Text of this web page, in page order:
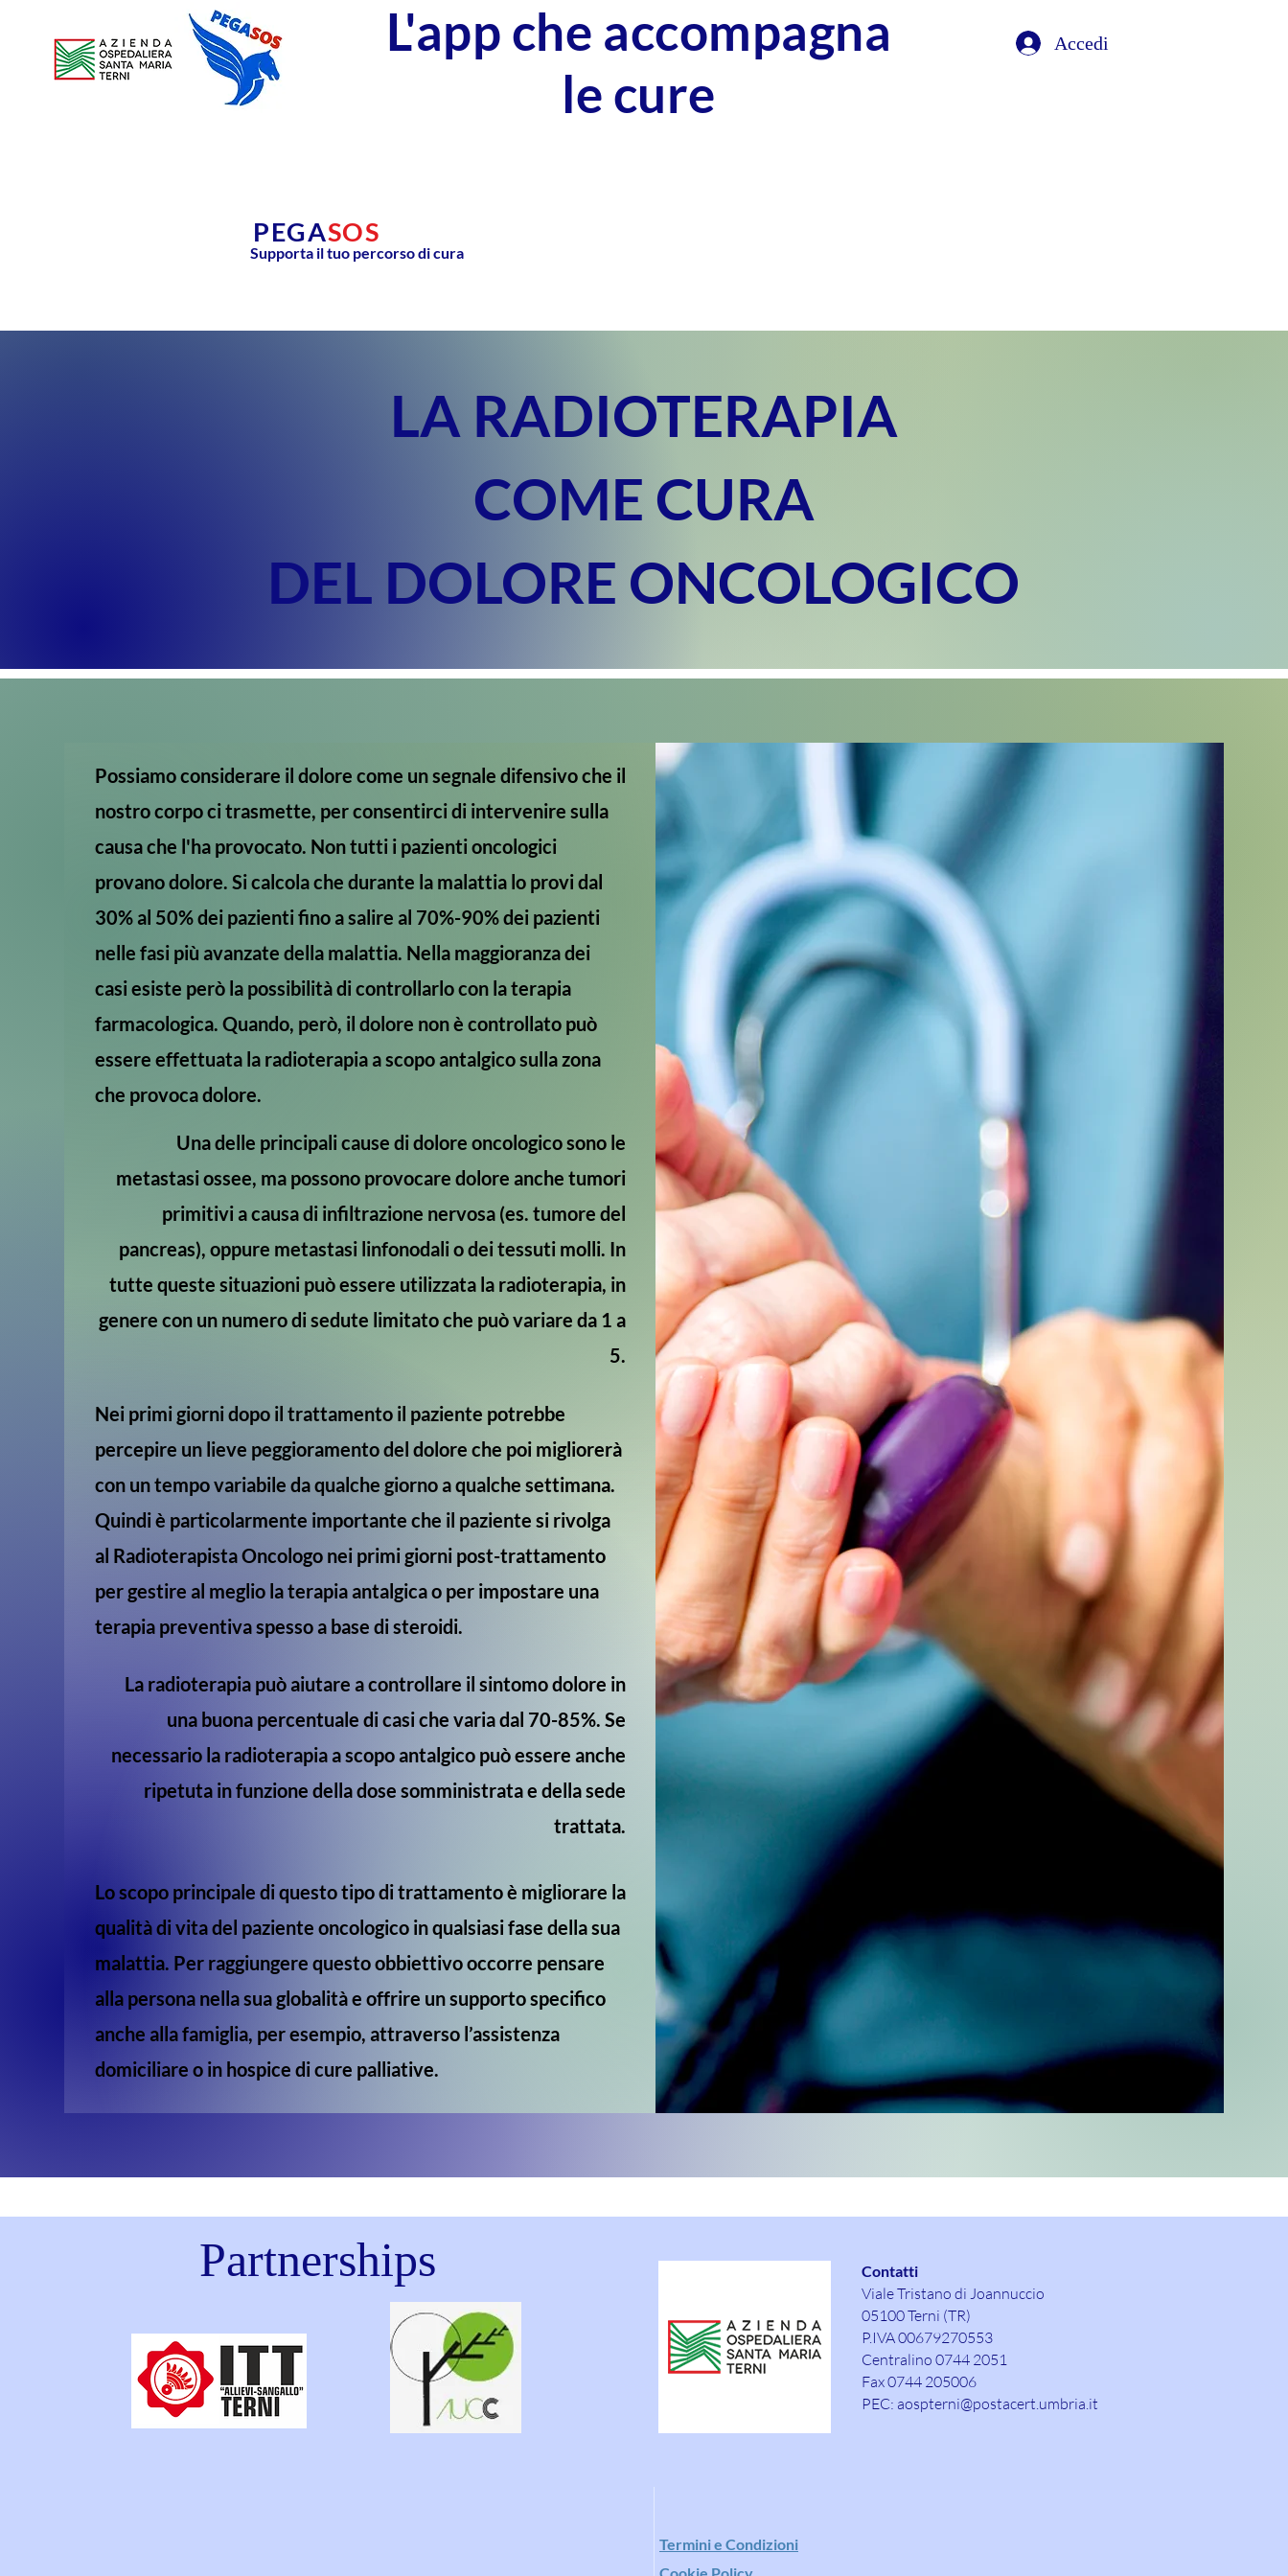
L'app che accompagna
le cure
Accedi
PEGASOS
Supporta il tuo percorso di cura
LA RADIOTERAPIA
COME CURA
DEL DOLORE ONCOLOGICO
Possiamo considerare il dolore come un segnale difensivo che il
nostro corpo ci trasmette, per consentirci di intervenire sulla
causa che l'ha provocato. Non tutti i pazienti oncologici
provano dolore. Si calcola che durante la malattia lo provi dal
30% al 50% dei pazienti fino a salire al 70%-90% dei pazienti
nelle fasi più avanzate della malattia. Nella maggioranza dei
casi esiste però la possibilità di controllarlo con la terapia
farmacologica. Quando, però, il dolore non è controllato può
essere effettuata la radioterapia a scopo antalgico sulla zona
che provoca dolore.
Una delle principali cause di dolore oncologico sono le
metastasi ossee, ma possono provocare dolore anche tumori
primitivi a causa di infiltrazione nervosa (es. tumore del
pancreas), oppure metastasi linfonodali o dei tessuti molli. In
tutte queste situazioni può essere utilizzata la radioterapia, in
genere con un numero di sedute limitato che può variare da 1 a
5.
Nei primi giorni dopo il trattamento il paziente potrebbe
percepire un lieve peggioramento del dolore che poi migliorerà
con un tempo variabile da qualche giorno a qualche settimana.
Quindi è particolarmente importante che il paziente si rivolga
al Radioterapista Oncologo nei primi giorni post-trattamento
per gestire al meglio la terapia antalgica o per impostare una
terapia preventiva spesso a base di steroidi.
La radioterapia può aiutare a controllare il sintomo dolore in
una buona percentuale di casi che varia dal 70-85%. Se
necessario la radioterapia a scopo antalgico può essere anche
ripetuta in funzione della dose somministrata e della sede
trattata.
Lo scopo principale di questo tipo di trattamento è migliorare la
qualità di vita del paziente oncologico in qualsiasi fase della sua
malattia. Per raggiungere questo obbiettivo occorre pensare
alla persona nella sua globalità e offrire un supporto specifico
anche alla famiglia, per esempio, attraverso l’assistenza
domiciliare o in hospice di cure palliative.
Partnerships Contatti
Viale Tristano di Joannuccio
05100 Terni (TR)
P.IVA 00679270553
Centralino 0744 2051
Fax 0744 205006
PEC: aospterni@postacert.umbria.it
Termini e Condizioni